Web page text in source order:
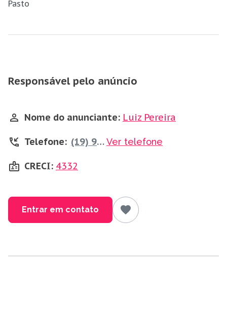
Pasto
Responsável pelo anúncio
Nome do anunciante: Luiz Pereira
Telefone: (19) 98805-3582Ver telefone
CRECI: 4332
Entrar em contato